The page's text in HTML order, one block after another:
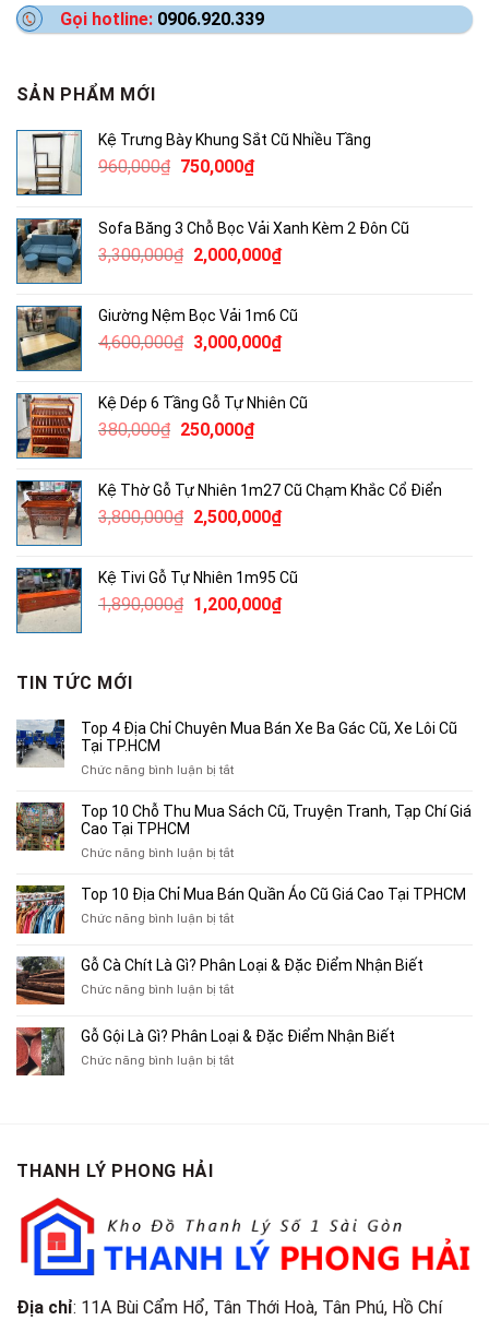
Gọi hotline: 0906.920.339
SẢN PHẨM MỚI
Kệ Trưng Bày Khung Sắt Cũ Nhiều Tầng
960,000₫ Giá
960,000₫.
750,000₫Giá
là:
750,000₫.
Sofa Băng 3 Chỗ Bọc Vải Xanh Kèm 2 Đôn Cũ
3,300,000₫ Giá
3,300,000₫.
2,000,000₫Giá
là:
2,000,000₫.
Giường Nệm Bọc Vải 1m6 Cũ
4,600,000₫ Giá
4,600,000₫.
3,000,000₫Giá
là:
Kệ Dép 6 Tầng Gỗ Tự Nhiên Cũ
380,000₫ Giá
380,000₫.
250,000₫Giá
là:
250,000₫.
Kệ Thờ Gỗ Tự Nhiên 1m27 Cũ Chạm Khắc Cổ Điển
3,800,000₫ Giá
3,800,000₫.
2,500,000₫Giá
là:
2,500,000₫.
Kệ Tivi Gỗ Tự Nhiên 1m95 Cũ
1,890,000₫ Giá
1,200,000₫Giá
TIN TỨC MỚI
Top 4 Địa Chỉ Chuyên Mua Bán Xe Ba Gác Cũ, Xe Lôi Cũ
Tại TP.HCM
Chức năng bình luận bị tắtở
4
Chuyên
Bán
Xe
Cũ,
Xe
Cũ
TP.HCM
Top 10 Chỗ Thu Mua Sách Cũ, Truyện Tranh, Tạp Chí Giá
Cao Tại TPHCM
Chức năng bình luận bị tắtở
10
Thu
Sách
Tạp
Chí
Top 10 Địa Chỉ Mua Bán Quần Áo Cũ Giá Cao Tại TPHCM
Chức năng bình luận bị tắtở
Địa
Chỉ
Bán
Áo
Gỗ Cà Chít Là Gì? Phân Loại & Đặc Điểm Nhận Biết
Chức năng bình luận bị tắtở
Chít
Là
Gỗ Gội Là Gì? Phân Loại & Đặc Điểm Nhận Biết
Chức năng bình luận bị tắtở
Điểm
Nhận
Biết
THANH LÝ PHONG HẢI
Địa chỉ: 11A Bùi Cẩm Hổ, Tân Thới Hoà, Tân Phú, Hồ Chí